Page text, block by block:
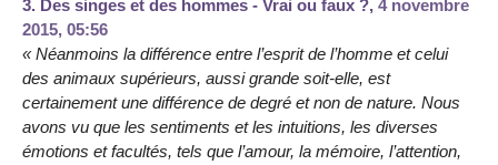
3. Des singes et des hommes - Vrai ou faux ?, 4 novembre
2015, 05:56
« Néanmoins la différence entre l’esprit de l’homme et celui
des animaux supérieurs, aussi grande soit-elle, est
certainement une différence de degré et non de nature. Nous
avons vu que les sentiments et les intuitions, les diverses
émotions et facultés, tels que l’amour, la mémoire, l’attention,